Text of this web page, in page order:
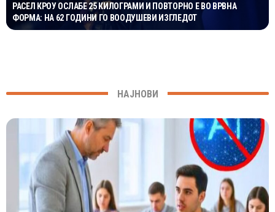
РАСЕЛ КРОУ ОСЛАБЕ 25 КИЛОГРАМИ И ПОВТОРНО Е ВО ВРВНА
ФОРМА: НА 62 ГОДИНИ ГО ВООДУШЕВИ ИЗГЛЕДОТ
НАЈНОВИ